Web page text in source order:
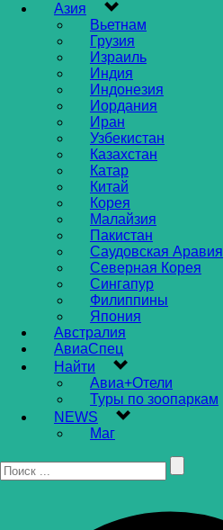
Азия
Вьетнам
Грузия
Израиль
Индия
Индонезия
Иордания
Иран
Узбекистан
Казахстан
Катар
Китай
Корея
Малайзия
Пакистан
Саудовская Аравия
Северная Корея
Сингапур
Филиппины
Япония
Австралия
АвиаСпец
Найти
Авиа+Отели
Туры по зоопаркам
NEWS
Маг